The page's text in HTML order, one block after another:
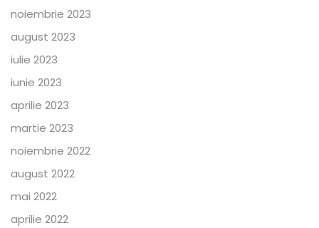
noiembrie 2023
august 2023
iulie 2023
iunie 2023
aprilie 2023
martie 2023
noiembrie 2022
august 2022
mai 2022
aprilie 2022